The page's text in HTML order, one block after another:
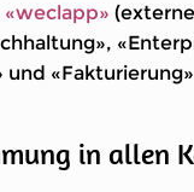
«weclapp»
und
in allen